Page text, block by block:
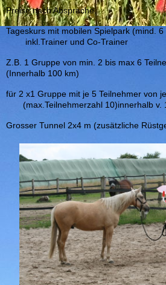
Preise nach Absprache.
Tageskurs mit mobilen Spielpark
inkl.Trainer und Co-Trainer
Z.B. 1 Gruppe von min. 2 bis max 6
(Innerhalb 100 km)
für 2 x1 Gruppe mit je 5
(max.Teilnehmerzahl
Grosser Tunnel 2x4 m (zusätzliche